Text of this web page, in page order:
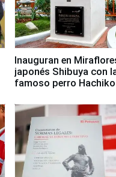
Inauguran en
japonés Shibuya con
famoso perro Hachiko